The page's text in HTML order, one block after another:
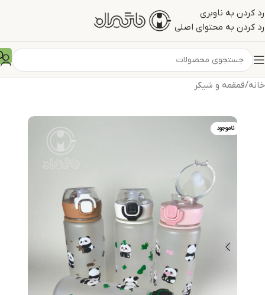
رد کردن به ناوبری
رد کردن به محتوای اصلی
خانه/قمقمه و شیکر
ناموجود